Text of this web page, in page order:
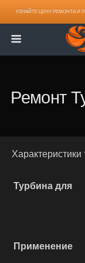
УЗНАЙТЕ ЦЕНУ РЕМОНТА И
Ремонт
Турбина для
Применение